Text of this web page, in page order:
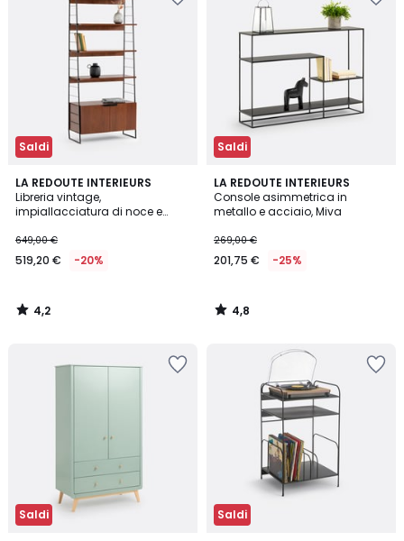
Saldi
LA REDOUTE INTERIEURS
Libreria vintage,
impiallacciatura di noce e
WATFORD
649,00 €
519,20 € -20%
4,2
/ 5
4,2
/
Saldi
LA REDOUTE INTERIEURS
Console asimmetrica in
metallo e acciaio, Miva
269,00 €
201,75 € -25%
4,8
/ 5
4,8
/
Saldi Saldi